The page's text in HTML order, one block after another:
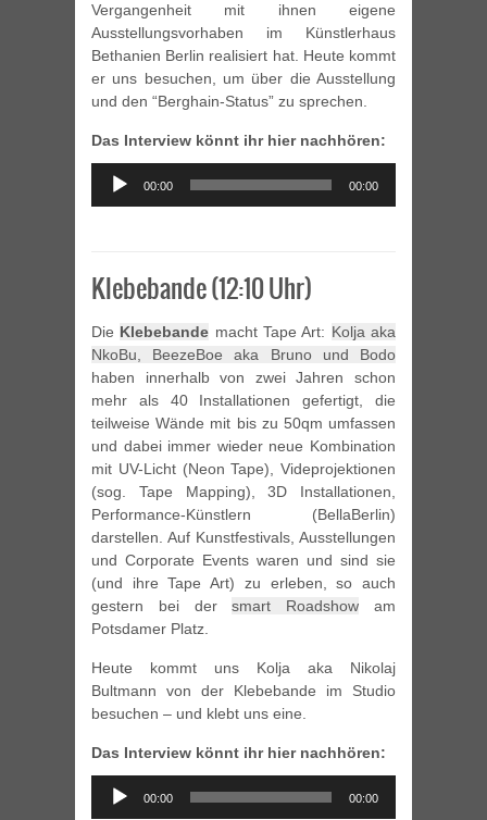
Vergangenheit mit ihnen eigene
Ausstellungsvorhaben im Künstlerhaus
Bethanien Berlin realisiert hat. Heute kommt
er uns besuchen, um über die Ausstellung
und den “Berghain-Status” zu sprechen.
Das Interview könnt ihr hier nachhören:
Audio
Player
00:00 00:00
Klebebande (12:10 Uhr)
Die Klebebande macht Tape Art: Kolja aka
NkoBu, BeezeBoe aka Bruno und Bodo
haben innerhalb von zwei Jahren schon
mehr als 40 Installationen gefertigt, die
teilweise Wände mit bis zu 50qm umfassen
und dabei immer wieder neue Kombination
mit UV-Licht (Neon Tape), Videprojektionen
(sog. Tape Mapping), 3D Installationen,
Performance-Künstlern (BellaBerlin)
darstellen. Auf Kunstfestivals, Ausstellungen
und Corporate Events waren und sind sie
(und ihre Tape Art) zu erleben, so auch
gestern bei dersmart Roadshow am
Potsdamer Platz.
Heute kommt uns Kolja aka Nikolaj
Bultmann von der Klebebande im Studio
besuchen – und klebt uns eine.
Das Interview könnt ihr hier nachhören:
Audio
Player
00:00 00:00